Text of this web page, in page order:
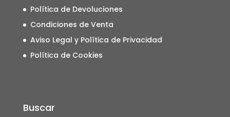
Política de Devoluciones
Condiciones de Venta
Aviso Legal y Política de Privacidad
Política de Cookies
Buscar